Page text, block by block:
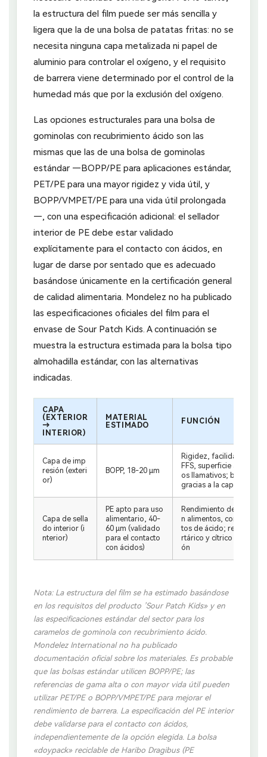
la estructura del film puede ser más sencilla y
ligera que la de una bolsa de patatas fritas: no se
necesita ninguna capa metalizada ni papel de
aluminio para controlar el oxígeno, y el requisito
de barrera viene determinado por el control de la
humedad más que por la exclusión del oxígeno.
Las opciones estructurales para una bolsa de
gominolas con recubrimiento ácido son las
mismas que las de una bolsa de gominolas
estándar —BOPP/PE para aplicaciones estándar,
PET/PE para una mayor rigidez y vida útil, y
BOPP/VMPET/PE para una vida útil prolongada
—, con una especificación adicional: el sellador
interior de PE debe estar validado
explícitamente para el contacto con ácidos, en
lugar de darse por sentado que es adecuado
basándose únicamente en la certificación general
de calidad alimentaria. Mondelez no ha publicado
las especificaciones oficiales del film para el
envase de Sour Patch Kids. A continuación se
muestra la estructura estimada para la bolsa tipo
almohadilla estándar, con las alternativas
indicadas.
CAPA
(EXTERIOR
→
INTERIOR)
MATERIAL
ESTIMADO
FUNCIÓN
Capa de imp
resión (exteri
or)
BOPP, 18-20 μm
Rigidez, facilidad de
FFS, superficie
os llamativos; barrera
gracias a la capa de
Capa de sella
do interior (i
nterior)
PE apto para uso
alimentario, 40-
60 μm (validado
para el contacto
con ácidos)
Rendimiento del
n alimentos,
tos de ácido; resistencia
rtárico y cítrico durante
ón
Nota: La estructura del film se ha estimado basándose
en los requisitos del producto ’Sour Patch Kids» y en
las especificaciones estándar del sector para los
caramelos de gominola con recubrimiento ácido.
Mondelez International no ha publicado
documentación oficial sobre los materiales. Es probable
que las bolsas estándar utilicen BOPP/PE; las
referencias de gama alta o con mayor vida útil pueden
utilizar PET/PE o BOPP/VMPET/PE para mejorar el
rendimiento de barrera. La especificación del PE interior
debe validarse para el contacto con ácidos,
independientemente de la opción elegida. La bolsa
«doypack» reciclable de Haribo Dragibus (PE